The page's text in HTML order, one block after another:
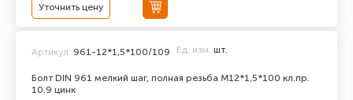
Уточнить цену
Болт DIN 961 мелкий шаг, полная резьба M12*1,5*100 кл.пр.
10.9 цинк
Артикул: 961-12*1,5*100/109 Ед. изм. шт.